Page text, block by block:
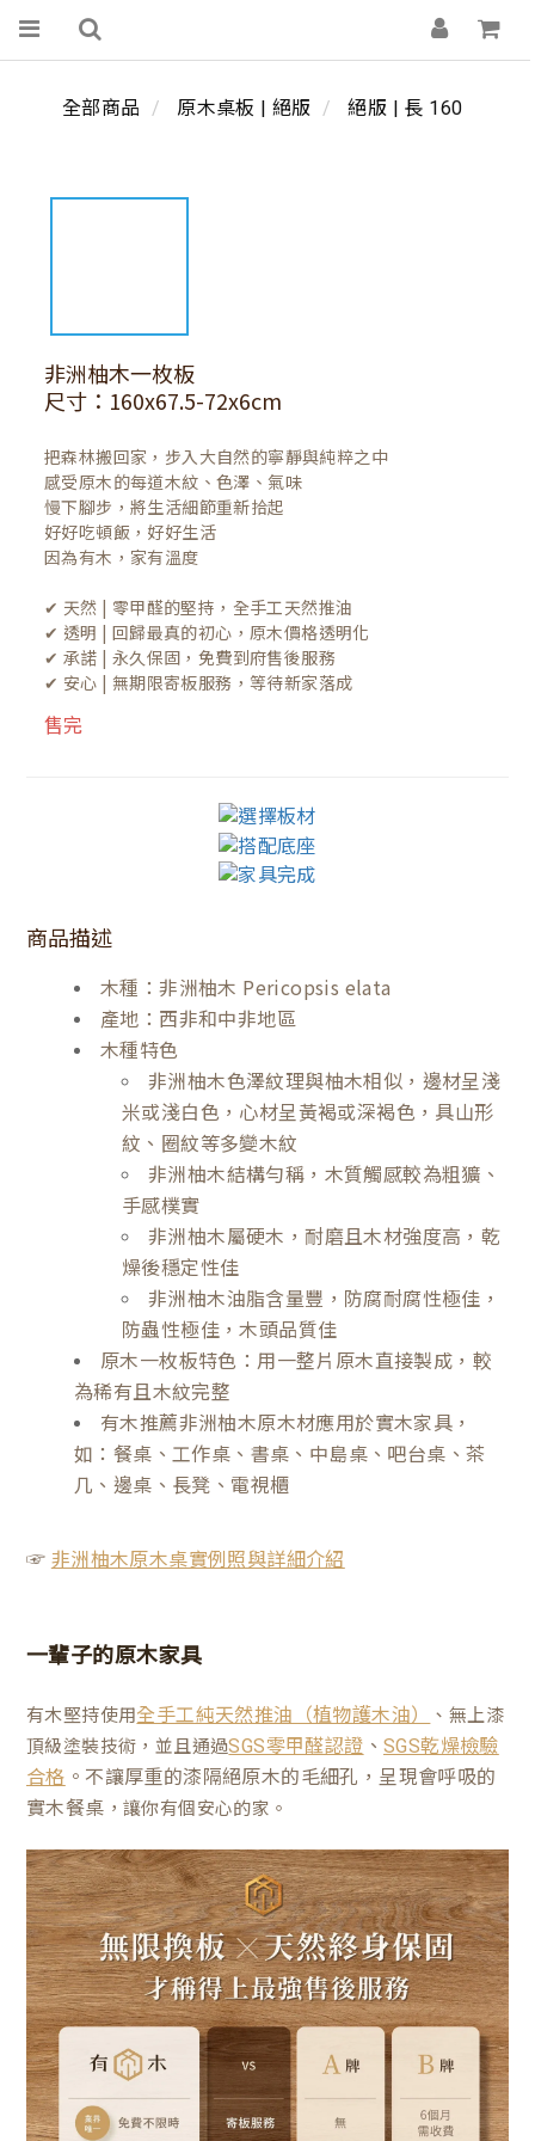
全部商品 原木桌板 | 絕版 絕版 | 長 160
非洲柚木一枚板
尺寸：160x67.5-72x6cm
把森林搬回家，步入大自然的寧靜與純粹之中
感受原木的每道木紋、色澤、氣味
慢下腳步，將生活細節重新拾起
好好吃頓飯，好好生活
因為有木，家有溫度
✔ 天然 | 零甲醛的堅持，全手工天然推油
✔ 透明 | 回歸最真的初心，原木價格透明化
✔ 承諾 | 永久保固，免費到府售後服務
✔ 安心 | 無期限寄板服務，等待新家落成
售完
商品描述
木種：非洲柚木 Pericopsis elata
產地：西非和中非地區
木種特色
非洲柚木色澤紋理與柚木相似，邊材呈淺
米或淺白色，心材呈黃褐或深褐色，具山形
紋、圈紋等多變木紋
非洲柚木結構勻稱，木質觸感較為粗獷、
手感樸實
非洲柚木屬硬木，耐磨且木材強度高，乾
燥後穩定性佳
非洲柚木油脂含量豐，防腐耐腐性極佳，
防蟲性極佳，木頭品質佳
原木一枚板特色：用一整片原木直接製成，較
為稀有且木紋完整
有木推薦非洲柚木原木材應用於實木家具，
如：餐桌、工作桌、書桌、中島桌、吧台桌、茶
几、邊桌、長凳、電視櫃
☞ 非洲柚木原木桌實例照與詳細介紹
一輩子的原木家具
有木堅持使用全手工純天然推油（植物護木油）
、無上漆
頂級塗裝技術，並且通過SGS零甲醛認證 、SGS乾燥檢驗
合格 。不讓厚重的漆隔絕原木的毛細孔，呈現會呼吸的
實木餐桌 ，讓你有個安心的家。